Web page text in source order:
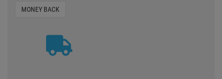
MONEY BACK